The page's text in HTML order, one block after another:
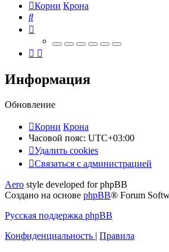
Корни Крона
Поиск
Информация
Обновление
Корни Крона
Часовой пояс: UTC+03:00
Удалить cookies
Связаться
администрацией
Связаться с администрацией
Aero style developed for phpBB
Создано на основе phpBB® Forum
Русская поддержка phpBB
Конфиденциальность | Правила